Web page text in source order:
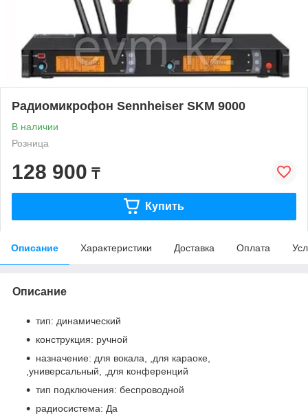
Радиомикрофон Sennheiser SKM 9000
В наличии
Розница
128 900 ₸
Купить
Описание Характеристики Доставка Оплата
Описание
тип: динамический
конструкция: ручной
назначение: для вокала, ,для караоке,
,универсальный, ,для конференций
тип подключения: беспроводной
радиосистема: Да